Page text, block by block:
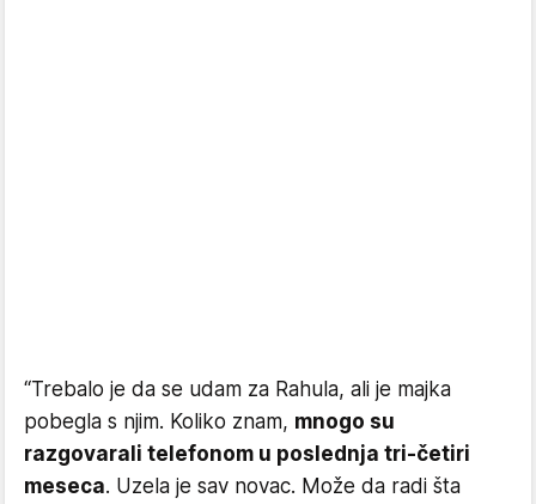
“Trebalo je da se udam za Rahula, ali je majka
pobegla s njim. Koliko znam, mnogo su
razgovarali telefonom u poslednja tri-četiri
meseca. Uzela je sav novac. Može da radi šta